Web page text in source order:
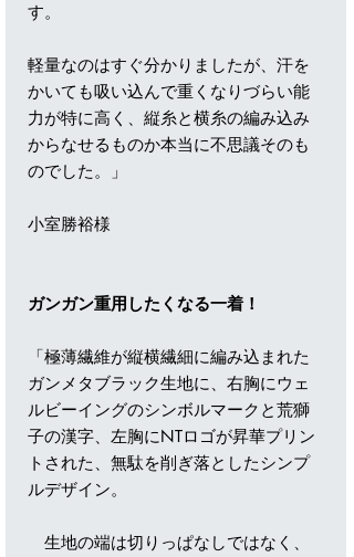
す。
軽量なのはすぐ分かりましたが、汗を
かいても吸い込んで重くなりづらい能
力が特に高く、縦糸と横糸の編み込み
からなせるものか本当に不思議そのも
のでした。」
小室勝裕様
ガンガン重用したくなる一着！
「極薄繊維が縦横繊細に編み込まれた
ガンメタブラック生地に、右胸にウェ
ルビーイングのシンボルマークと荒獅
子の漢字、左胸にNTロゴが昇華プリン
トされた、無駄を削ぎ落としたシンプ
ルデザイン。
生地の端は切りっぱなしではなく、